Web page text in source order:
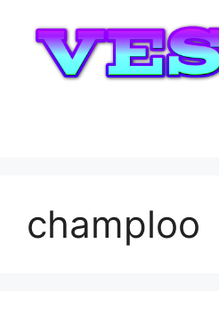
contenido
champloo